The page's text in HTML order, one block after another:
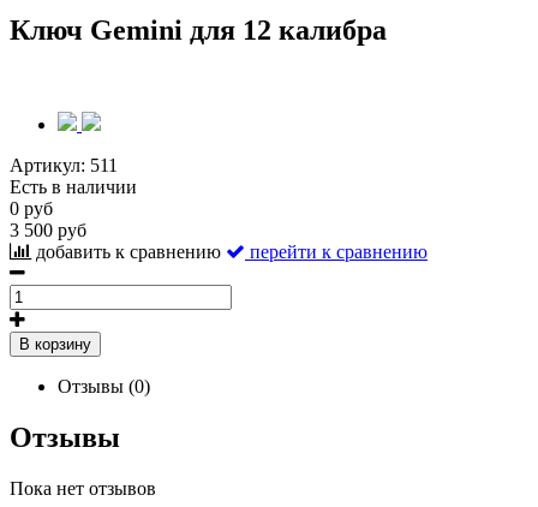
Ключ Gemini для 12 калибра
Артикул: 511
Есть в наличии
0 руб
3 500 руб
добавить к сравнению
перейти к сравнению
В корзину
Отзывы (0)
Отзывы
Пока нет отзывов